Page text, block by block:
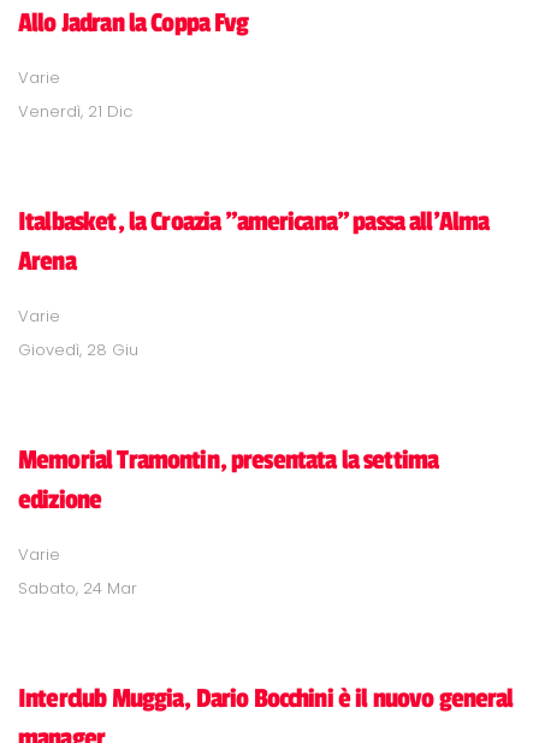
Allo Jadran la Coppa Fvg
Varie
Venerdì, 21 Dic
Italbasket, la Croazia "americana" passa all'Alma
Arena
Varie
Giovedì, 28 Giu
Memorial Tramontin, presentata la settima
edizione
Varie
Sabato, 24 Mar
Interclub Muggia, Dario Bocchini è il nuovo general